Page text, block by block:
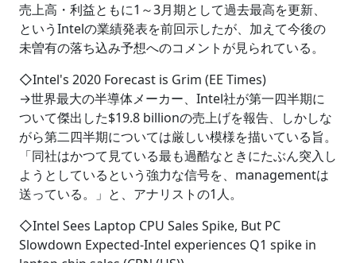
売上高・利益ともに1～3月期として過去最高を更新、
というIntelの業績発表を前回示したが、加えて今後の
未曽有の落ち込み予想へのコメントが見られている。
◇Intel's 2020 Forecast is Grim (EE Times)
→世界最大の半導体メーカー、Intel社が第一四半期に
ついて傑出した$19.8 billionの売上げを報告、しかしな
がら第二四半期については厳しい模様を描いている旨。
「同社はかつて見ている最も過酷なときにたぶん突入し
ようとしているという強力な信号を、managementは
送っている。」と、アナリストの1人。
◇Intel Sees Laptop CPU Sales Spike, But PC
Slowdown Expected-Intel experiences Q1 spike in